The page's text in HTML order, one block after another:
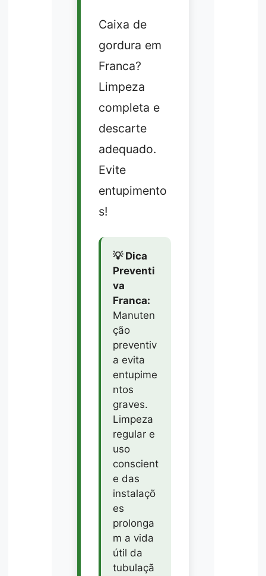
Caixa de
gordura em
Franca?
Limpeza
completa e
descarte
adequado.
Evite
entupimento
s!
💡 Dica
Preventi
va
Franca:
Manuten
ção
preventiv
a evita
entupime
ntos
graves.
Limpeza
regular e
uso
conscient
e das
instalaçõ
es
prolonga
m a vida
útil da
tubulaçã